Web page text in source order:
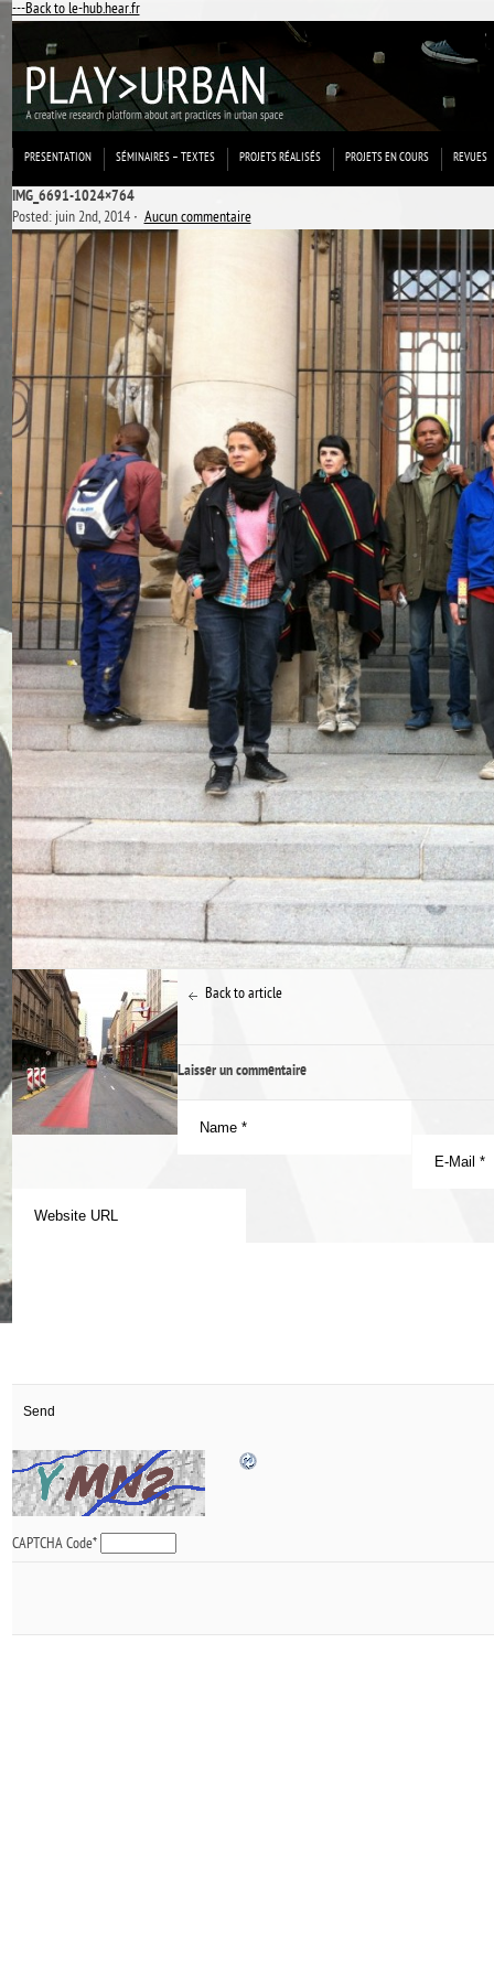
---Back to le-hub.hear.fr
PRESENTATION SÉMINAIRES – TEXTES PROJETS RÉALISÉS PROJETS EN COURS REVUES
IMG_6691-1024×764
Posted: juin 2nd, 2014 ˑAucun commentaire
Back to article
Laisser un commentaire
CAPTCHA Code*